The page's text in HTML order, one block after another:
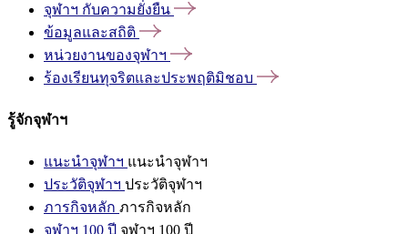
จุฬาฯ กับความยั่งยืน
ข้อมูลและสถิติ
หน่วยงานของจุฬาฯ
ร้องเรียนทุจริตและประพฤติมิชอบ
รู้จักจุฬาฯ
แนะนำจุฬาฯ แนะนำจุฬาฯ
ประวัติจุฬาฯ ประวัติจุฬาฯ
ภารกิจหลัก ภารกิจหลัก
จุฬาฯ 100 ปี จุฬาฯ 100 ปี